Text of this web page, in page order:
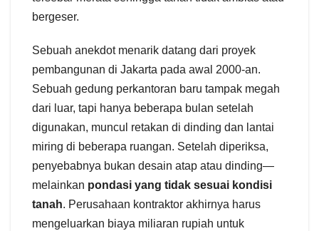
bergeser.
Sebuah anekdot menarik datang dari proyek
pembangunan di Jakarta pada awal 2000-an.
Sebuah gedung perkantoran baru tampak megah
dari luar, tapi hanya beberapa bulan setelah
digunakan, muncul retakan di dinding dan lantai
miring di beberapa ruangan. Setelah diperiksa,
penyebabnya bukan desain atap atau dinding—
melainkan pondasi yang tidak sesuai kondisi
tanah. Perusahaan kontraktor akhirnya harus
mengeluarkan biaya miliaran rupiah untuk